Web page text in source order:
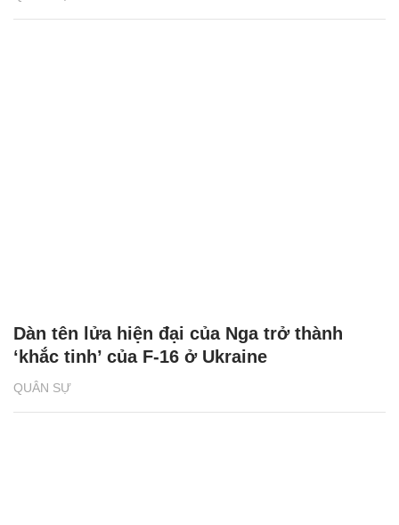
QUÂN SỰ
Dàn tên lửa hiện đại của Nga trở thành
‘khắc tinh’ của F-16 ở Ukraine